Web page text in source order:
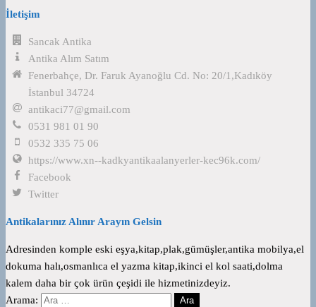
İletişim
Sancak Antika
Antika Alım Satım
Fenerbahçe, Dr. Faruk Ayanoğlu Cd. No: 20/1,Kadıköy
İstanbul 34724
antikaci77@gmail.com
0531 981 01 90
0532 335 75 06
https://www.xn--kadkyantikaalanyerler-kec96k.com/
Facebook
Twitter
Antikalarınız Alınır Arayın Gelsin
Adresinden komple eski eşya,kitap,plak,gümüşler,antika mobilya,el
dokuma halı,osmanlıca el yazma kitap,ikinci el kol saati,dolma
kalem daha bir çok ürün çeşidi ile hizmetinizdeyiz.
Arama: